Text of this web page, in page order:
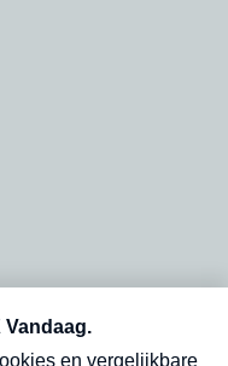
op onze
in